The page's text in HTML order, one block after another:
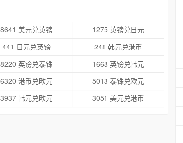
8641 美元兑英镑
1275 英镑兑日元
441 日元兑英镑
248 韩元兑港币
8220 英镑兑泰铢
1668 英镑兑韩元
6320 港币兑欧元
5013 泰铢兑欧元
3937 韩元兑欧元 3051 美元兑港币